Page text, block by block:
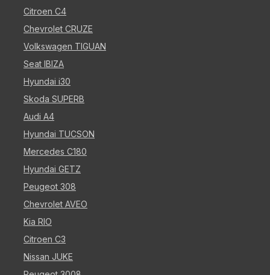
Citroen C4
Chevrolet CRUZE
Volkswagen TIGUAN
Seat IBIZA
Hyundai i30
Skoda SUPERB
Audi A4
Hyundai TUCSON
Mercedes C180
Hyundai GETZ
Peugeot 308
Chevrolet AVEO
Kia RIO
Citroen C3
Nissan JUKE